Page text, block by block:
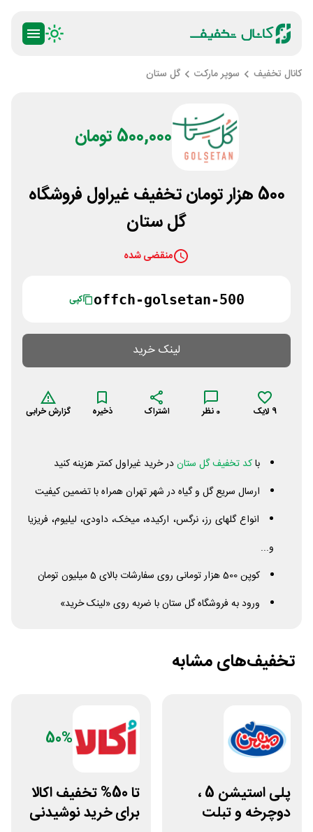
کانال تخفیف سوپر مارکت گل ستان
500,000 تومان
500 هزار تومان تخفیف غیراول فروشگاه
گل ستان
منقضی شده
offch-golsetan-500 کپی
لینک خرید
9 لایک 0 نظر اشتراک ذخیره گزارش خرابی
باکد تخفیف گل ستاندر خرید غیراول کمتر هزینه کنید
ارسال سریع گل و گیاه در شهر تهران همراه با تضمین کیفیت
انواع گلهای رز، نرگس، ارکیده، میخک، داودی، لیلیوم، فریزیا
و...
کوپن 500 هزار تومانی روی سفارشات بالای 5 میلیون تومان
ورود به فروشگاه گل ستان با ضربه روی «لینک خرید»
تخفیف‌های مشابه
پلی استیشن 5 ،
دوچرخه و تبلت
50%
تا 50% تخفیف اکالا
برای خرید نوشیدنی